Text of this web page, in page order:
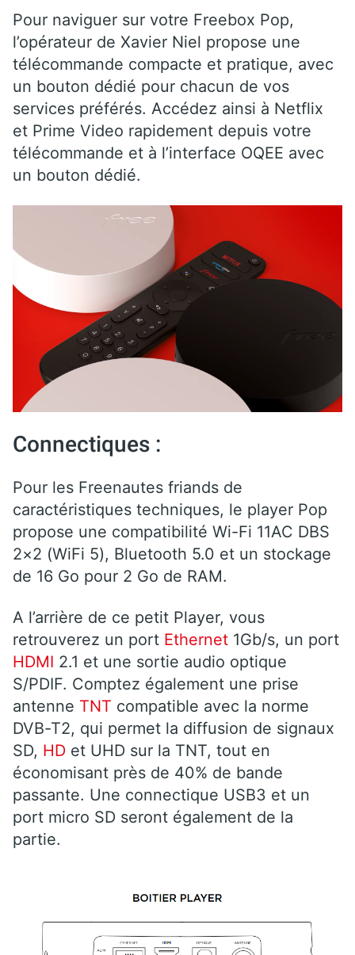
Pour naviguer sur votre Freebox Pop,
l’opérateur de Xavier Niel propose une
télécommande compacte et pratique, avec
un bouton dédié pour chacun de vos
services préférés. Accédez ainsi à Netflix
et Prime Video rapidement depuis votre
télécommande et à l’interface OQEE avec
un bouton dédié.
Connectiques :
Pour les Freenautes friands de
caractéristiques techniques, le player Pop
propose une compatibilité Wi-Fi 11AC DBS
2×2 (WiFi 5), Bluetooth 5.0 et un stockage
de 16 Go pour 2 Go de RAM.
A l’arrière de ce petit Player, vous
retrouverez un port Ethernet 1Gb/s, un port
HDMI 2.1 et une sortie audio optique
S/PDIF. Comptez également une prise
antenne TNT compatible avec la norme
DVB-T2, qui permet la diffusion de signaux
SD, HD et UHD sur la TNT, tout en
économisant près de 40% de bande
passante. Une connectique USB3 et un
port micro SD seront également de la
partie.